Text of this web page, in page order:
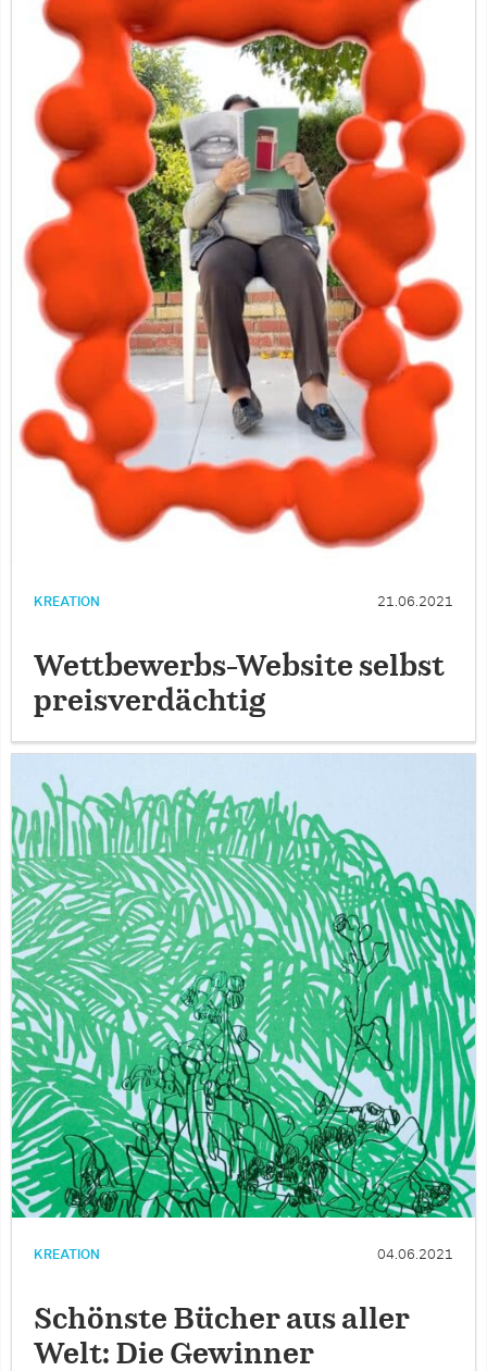
KREATION 21.06.2021
Wettbewerbs-Website selbst
preisverdächtig
KREATION 04.06.2021
Schönste Bücher aus aller
Welt: Die Gewinner